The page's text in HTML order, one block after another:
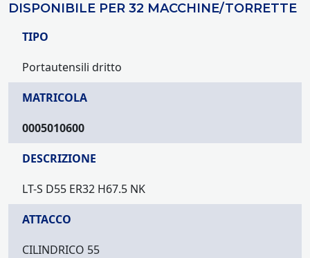
DISPONIBILE PER 32 MACCHINE/TORRETTE
TIPO
Portautensili dritto
MATRICOLA
0005010600
DESCRIZIONE
LT-S D55 ER32 H67.5 NK
ATTACCO
CILINDRICO 55